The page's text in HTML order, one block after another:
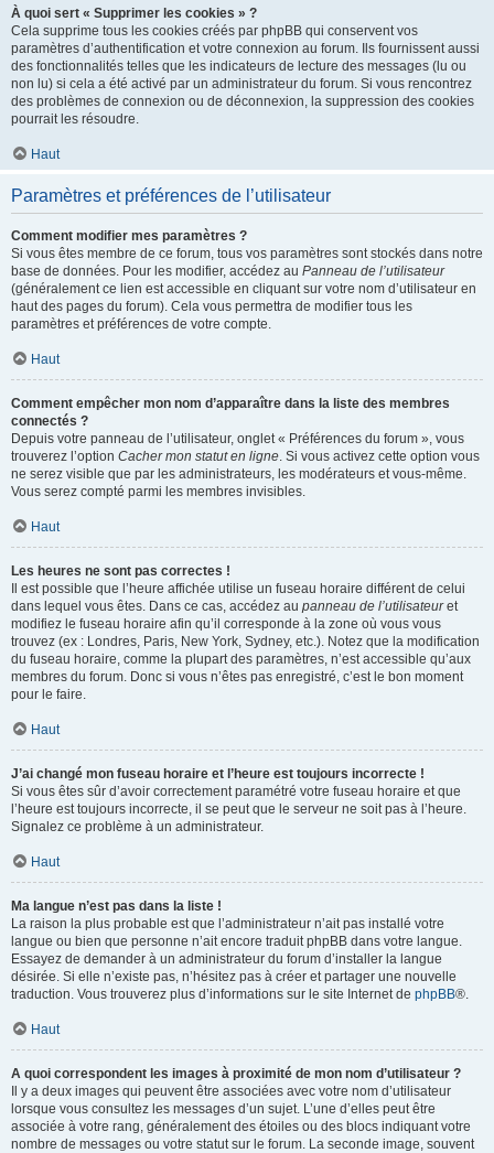
À quoi sert « Supprimer les cookies » ?
Cela supprime tous les cookies créés par phpBB qui conservent vos
paramètres d’authentification et votre connexion au forum. Ils fournissent aussi
des fonctionnalités telles que les indicateurs de lecture des messages (lu ou
non lu) si cela a été activé par un administrateur du forum. Si vous rencontrez
des problèmes de connexion ou de déconnexion, la suppression des cookies
pourrait les résoudre.
Haut
Paramètres et préférences de l’utilisateur
Comment modifier mes paramètres ?
Si vous êtes membre de ce forum, tous vos paramètres sont stockés dans notre
base de données. Pour les modifier, accédez au Panneau de l’utilisateur
(généralement ce lien est accessible en cliquant sur votre nom d’utilisateur en
haut des pages du forum). Cela vous permettra de modifier tous les
paramètres et préférences de votre compte.
Haut
Comment empêcher mon nom d’apparaître dans la liste des membres
connectés ?
Depuis votre panneau de l’utilisateur, onglet « Préférences du forum », vous
trouverez l’option Cacher mon statut en ligne. Si vous activez cette option vous
ne serez visible que par les administrateurs, les modérateurs et vous-même.
Vous serez compté parmi les membres invisibles.
Haut
Les heures ne sont pas correctes !
Il est possible que l’heure affichée utilise un fuseau horaire différent de celui
dans lequel vous êtes. Dans ce cas, accédez au panneau de l’utilisateuret
modifiez le fuseau horaire afin qu’il corresponde à la zone où vous vous
trouvez (ex : Londres, Paris, New York, Sydney, etc.). Notez que la modification
du fuseau horaire, comme la plupart des paramètres, n’est accessible qu’aux
membres du forum. Donc si vous n’êtes pas enregistré, c’est le bon moment
pour le faire.
Haut
J’ai changé mon fuseau horaire et l’heure est toujours incorrecte !
Si vous êtes sûr d’avoir correctement paramétré votre fuseau horaire et que
l’heure est toujours incorrecte, il se peut que le serveur ne soit pas à l’heure.
Signalez ce problème à un administrateur.
Haut
Ma langue n’est pas dans la liste !
La raison la plus probable est que l’administrateur n’ait pas installé votre
langue ou bien que personne n’ait encore traduit phpBB dans votre langue.
Essayez de demander à un administrateur du forum d’installer la langue
désirée. Si elle n’existe pas, n’hésitez pas à créer et partager une nouvelle
traduction. Vous trouverez plus d’informations sur le site Internet de phpBB®.
Haut
A quoi correspondent les images à proximité de mon nom d’utilisateur ?
Il y a deux images qui peuvent être associées avec votre nom d’utilisateur
lorsque vous consultez les messages d’un sujet. L’une d’elles peut être
associée à votre rang, généralement des étoiles ou des blocs indiquant votre
nombre de messages ou votre statut sur le forum. La seconde image, souvent